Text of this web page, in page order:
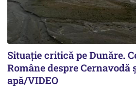
Situație critică pe Dunăre.
Române despre
apă/VIDEO